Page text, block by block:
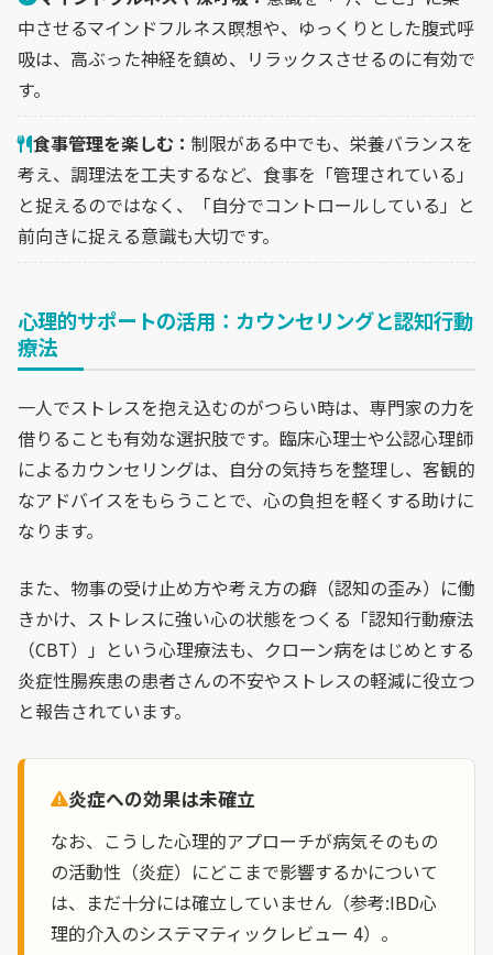
中させるマインドフルネス瞑想や、ゆっくりとした腹式呼
吸は、高ぶった神経を鎮め、リラックスさせるのに有効で
す。
食事管理を楽しむ： 制限がある中でも、栄養バランスを
考え、調理法を工夫するなど、食事を「管理されている」
と捉えるのではなく、「自分でコントロールしている」と
前向きに捉える意識も大切です。
心理的サポートの活用：カウンセリングと認知行動
療法
一人でストレスを抱え込むのがつらい時は、専門家の力を
借りることも有効な選択肢です。臨床心理士や公認心理師
によるカウンセリングは、自分の気持ちを整理し、客観的
なアドバイスをもらうことで、心の負担を軽くする助けに
なります。
また、物事の受け止め方や考え方の癖（認知の歪み）に働
きかけ、ストレスに強い心の状態をつくる「認知行動療法
（CBT）」という心理療法も、クローン病をはじめとする
炎症性腸疾患の患者さんの不安やストレスの軽減に役立つ
と報告されています。
炎症への効果は未確立
なお、こうした心理的アプローチが病気そのもの
の活動性（炎症）にどこまで影響するかについて
は、まだ十分には確立していません（参考:IBD心
理的介入のシステマティックレビュー 4）。